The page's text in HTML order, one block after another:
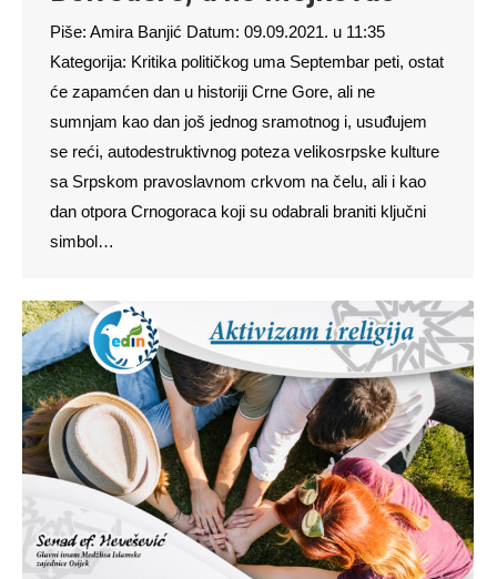
Piše: Amira Banjić Datum: 09.09.2021. u 11:35
Kategorija: Kritika političkog uma Septembar peti, ostat
će zapamćen dan u historiji Crne Gore, ali ne
sumnjam kao dan još jednog sramotnog i, usuđujem
se reći, autodestruktivnog poteza velikosrpske kulture
sa Srpskom pravoslavnom crkvom na čelu, ali i kao
dan otpora Crnogoraca koji su odabrali braniti ključni
simbol…